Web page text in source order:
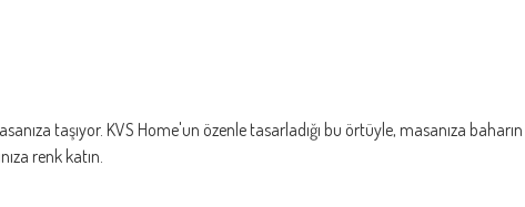
taşıyor. KVS Home'un özenle tasarladığı bu örtüyle, masanıza baharın
renk katın.